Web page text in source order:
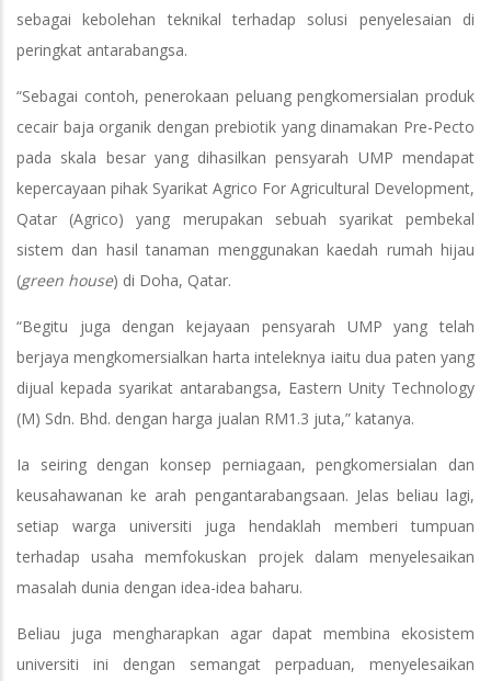
sebagai kebolehan teknikal terhadap solusi penyelesaian di
peringkat antarabangsa.
“Sebagai contoh, penerokaan peluang pengkomersialan produk
cecair baja organik dengan prebiotik yang dinamakan Pre-Pecto
pada skala besar yang dihasilkan pensyarah UMP mendapat
kepercayaan pihak Syarikat Agrico For Agricultural Development,
Qatar (Agrico) yang merupakan sebuah syarikat pembekal
sistem dan hasil tanaman menggunakan kaedah rumah hijau
(green house) di Doha, Qatar.
“Begitu juga dengan kejayaan pensyarah UMP yang telah
berjaya mengkomersialkan harta inteleknya iaitu dua paten yang
dijual kepada syarikat antarabangsa, Eastern Unity Technology
(M) Sdn. Bhd. dengan harga jualan RM1.3 juta,” katanya.
Ia seiring dengan konsep perniagaan, pengkomersialan dan
keusahawanan ke arah pengantarabangsaan. Jelas beliau lagi,
setiap warga universiti juga hendaklah memberi tumpuan
terhadap usaha memfokuskan projek dalam menyelesaikan
masalah dunia dengan idea-idea baharu.
Beliau juga mengharapkan agar dapat membina ekosistem
universiti ini dengan semangat perpaduan, menyelesaikan